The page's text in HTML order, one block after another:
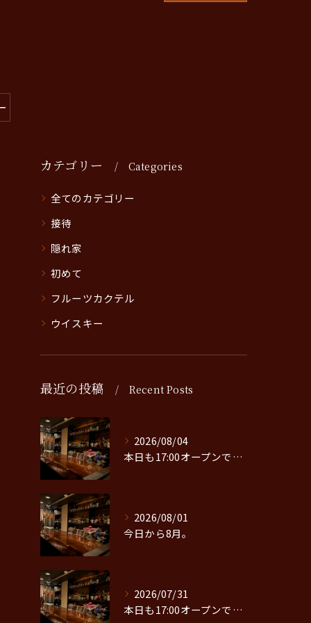
カテゴリー Categories
全てのカテゴリー
接待
隠れ家
初めて
フルーツカクテル
ウイスキー
最近の投稿 Recent Posts
2026/08/04
本日も17:00オープンです。
2026/08/01
今日から8月。
2026/07/31
本日も17:00オープンです。